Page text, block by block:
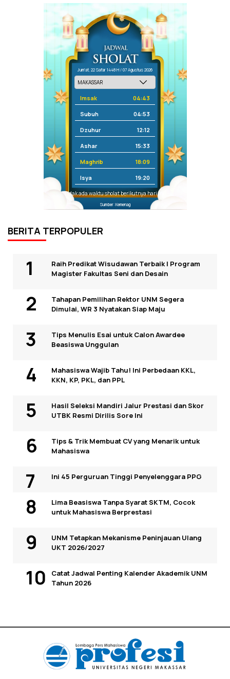
Jum'at, 22 Safar 1448 H / 07 Agustus 2026
Imsak 04:43
Subuh 04:53
Dzuhur 12:12
Ashar 15:33
Maghrib 18:09
Isya 19:20
Tidak ada waktu sholat berikutnya hari ini.
Sumber: Kemenag
BERITA TERPOPULER
Raih Predikat Wisudawan Terbaik I Program
Magister Fakultas Seni dan Desain
Tahapan Pemilihan Rektor UNM Segera
Dimulai, WR 3 Nyatakan Siap Maju
Tips Menulis Esai untuk Calon Awardee
Beasiswa Unggulan
Mahasiswa Wajib Tahu! Ini Perbedaan KKL,
KKN, KP, PKL, dan PPL
Hasil Seleksi Mandiri Jalur Prestasi dan Skor
UTBK Resmi Dirilis Sore Ini
Tips & Trik Membuat CV yang Menarik untuk
Mahasiswa
Ini 45 Perguruan Tinggi Penyelenggara PPG
Lima Beasiswa Tanpa Syarat SKTM, Cocok
untuk Mahasiswa Berprestasi
UNM Tetapkan Mekanisme Peninjauan Ulang
UKT 2026/2027
Catat Jadwal Penting Kalender Akademik UNM
Tahun 2026